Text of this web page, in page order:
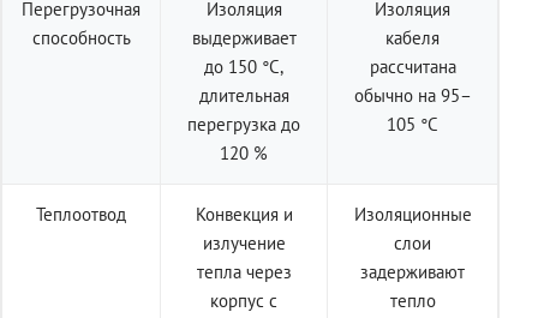
Перегрузочная
способность
Изоляция
выдерживает
до 150 °C,
длительная
перегрузка до
120 %
Изоляция
кабеля
рассчитана
обычно на 95–
105 °C
Теплоотвод
Конвекция и
излучение
тепла через
корпус с
Изоляционные
слои
задерживают
тепло